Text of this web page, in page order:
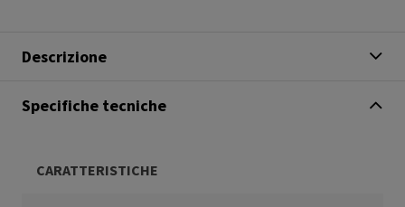
Descrizione
Specifiche tecniche
CARATTERISTICHE